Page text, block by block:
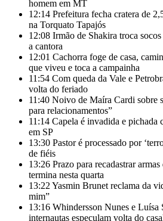
homem em MT
12:14 Prefeitura fecha cratera de
na Torquato Tapajós
12:08 Irmão de Shakira troca
a cantora
12:01 Cachorra foge de casa,
que viveu e toca a campainha
11:54 Com queda da Vale e
volta do feriado
11:40 Noivo de Maíra Cardi sobre
para relacionamentos”
11:14 Capela é invadida e pichada
em SP
13:30 Pastor é processado por
de fiéis
13:26 Prazo para recadastrar
termina nesta quarta
13:22 Yasmin Brunet reclama da
mim”
13:16 Whindersson Nunes e Luísa
internautas especulam volta do